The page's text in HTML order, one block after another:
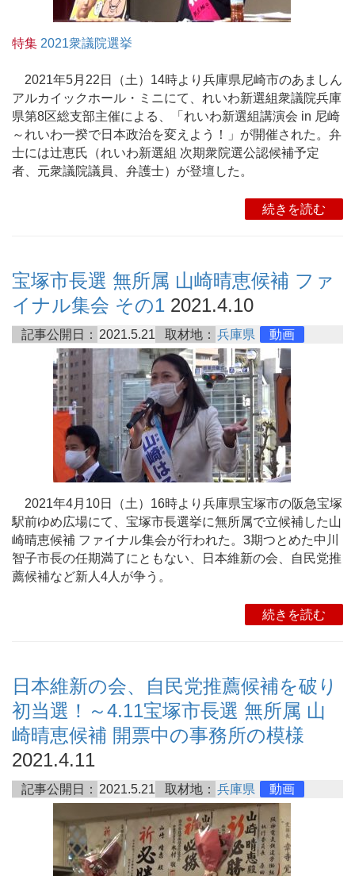
特集 2021衆議院選挙
2021年5月22日（土）14時より兵庫県尼崎市のあましん
アルカイックホール・ミニにて、れいわ新選組衆議院兵庫
県第8区総支部主催による、「れいわ新選組講演会 in 尼崎
～れいわ一揆で日本政治を変えよう！」が開催された。弁
士には辻恵氏（れいわ新選組 次期衆院選公認候補予定
者、元衆議院議員、弁護士）が登壇した。
続きを読む
宝塚市長選 無所属 山崎晴恵候補 ファ
イナル集会 その1 2021.4.10
記事公開日： 2021.5.21 取材地： 兵庫県 動画
2021年4月10日（土）16時より兵庫県宝塚市の阪急宝塚
駅前ゆめ広場にて、宝塚市長選挙に無所属で立候補した山
崎晴恵候補 ファイナル集会が行われた。3期つとめた中川
智子市長の任期満了にともない、日本維新の会、自民党推
薦候補など新人4人が争う。
続きを読む
日本維新の会、自民党推薦候補を破り
初当選！～4.11宝塚市長選 無所属 山
崎晴恵候補 開票中の事務所の模様
2021.4.11
記事公開日： 2021.5.21 取材地： 兵庫県 動画